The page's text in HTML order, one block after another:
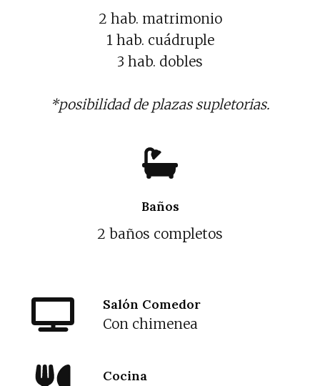
2 hab. matrimonio
1 hab. cuádruple
3 hab. dobles
*posibilidad de plazas supletorias.
Baños
2 baños completos
Salón Comedor
Con chimenea
Cocina